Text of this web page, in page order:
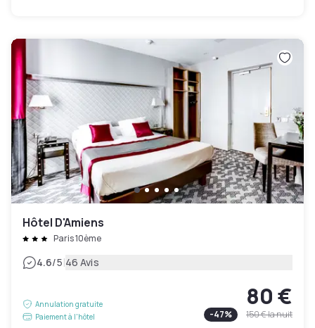
Hôtel D'Amiens
Paris 10ème
4.6/5|46 Avis
Annulation gratuite
Paiement à l'hôtel
80 €
-47% 150 €la nuit